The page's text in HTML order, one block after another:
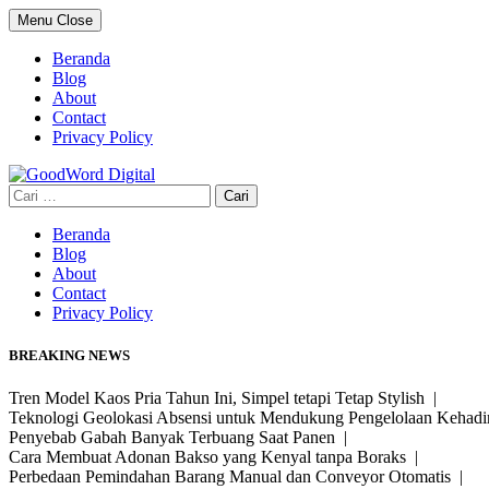
Skip
to
content
Menu Close
Beranda
Blog
About
Contact
Privacy Policy
Cari
untuk:
Beranda
Blog
About
Contact
Privacy Policy
BREAKING NEWS
Tren Model Kaos Pria Tahun Ini, Simpel tetapi Tetap Stylish |
Teknologi Geolokasi Absensi untuk Mendukung Pengelolaan
Penyebab Gabah Banyak Terbuang Saat Panen |
Cara Membuat Adonan Bakso yang Kenyal tanpa Boraks |
Perbedaan Pemindahan Barang Manual dan Conveyor Otomatis |